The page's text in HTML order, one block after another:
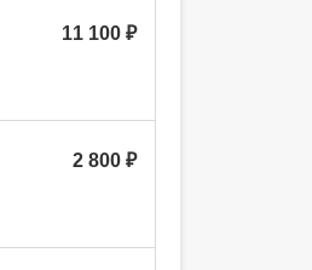
11 100 ₽
2 800 ₽